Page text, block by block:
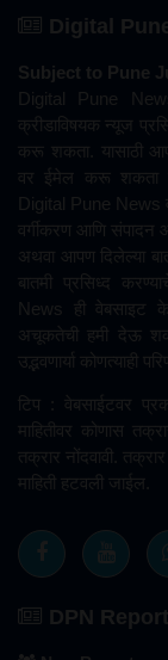
Digital
Subject to Pune
Digital Pune News
क्रीडाविषयक न्यूज
करू शकता. यासाठी
वर ईमेल करू शकता
Digital Pune News
वर्गीकरण आणि संपादन
अथवा आपण दिलेल्या
बातमी प्रसिध्द
News ही वेबसाइट
अचूकतेची हमी देऊ शकत
उद्भवणार्या कोणत्याही
टिप : वेबसाईटवर
माहितीवर कोणास
तक्रार नोंदवावी.
माहिती हटवली जाईल.
DPN